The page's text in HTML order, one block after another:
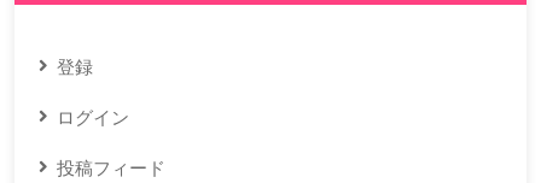
登録
ログイン
投稿フィード